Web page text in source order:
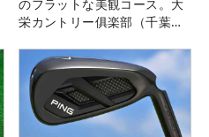
のフラットな美観コース。大
栄カントリー俱楽部（千葉